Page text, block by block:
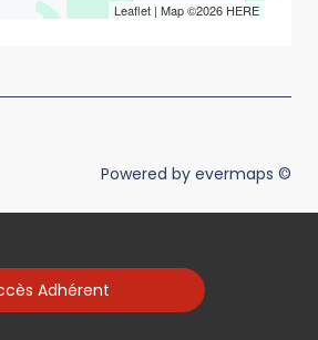
Leaflet| Map ©2026 HERE
Powered by evermaps ©
Adhérent